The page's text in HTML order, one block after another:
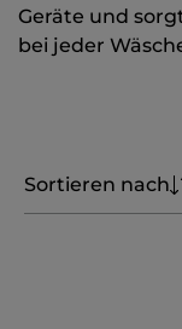
Geräte und
bei jeder
Sortieren nach